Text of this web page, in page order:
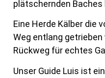
plätschernden Baches
Eine Herde Kälber die
Weg entlang
Rückweg für echtes
Unser Guide Luis ist